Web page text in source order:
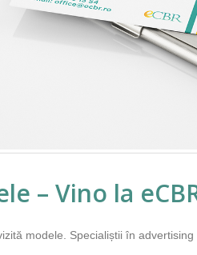
– Vino la
modele. Specialiștii în